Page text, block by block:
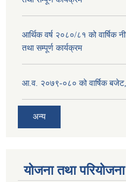
आर्थिक वर्ष २०८०/८१ को वार्षिक
तथा सम्पूर्ण कार्यक्रम
आ.व. २०७९-०८० को वार्षिक बजेट,
अन्य
योजना तथा परियोजना